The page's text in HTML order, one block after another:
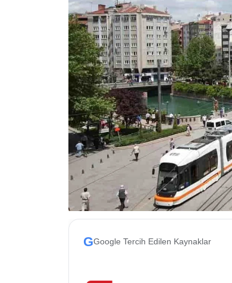
GGoogle Tercih Edilen Kaynaklar
ESKİŞEHİR NÖBETÇİ ECZANELER
Eskişehir Haber İçerikleri
Eskişehir Hava Durumu
Eskişehir Tramvay Saatleri
Eskişehir Otobüs Saatleri